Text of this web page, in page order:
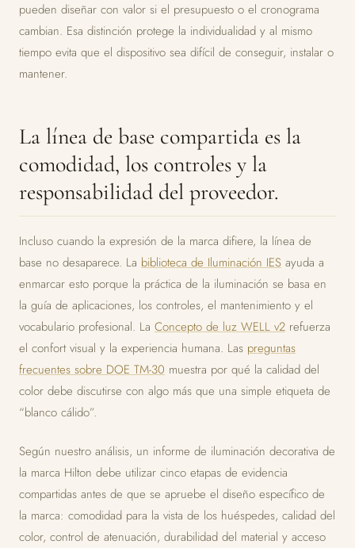
pueden diseñar con valor si el presupuesto o el cronograma
cambian. Esa distinción protege la individualidad y al mismo
tiempo evita que el dispositivo sea difícil de conseguir, instalar o
mantener.
La línea de base compartida es la
comodidad, los controles y la
responsabilidad del proveedor.
Incluso cuando la expresión de la marca difiere, la línea de
base no desaparece. La biblioteca de Iluminación IES ayuda a
enmarcar esto porque la práctica de la iluminación se basa en
la guía de aplicaciones, los controles, el mantenimiento y el
vocabulario profesional. La Concepto de luz WELL v2 refuerza
el confort visual y la experiencia humana. Las preguntas
frecuentes sobre DOE TM-30 muestra por qué la calidad del
color debe discutirse con algo más que una simple etiqueta de
“blanco cálido”.
Según nuestro análisis, un informe de iluminación decorativa de
la marca Hilton debe utilizar cinco etapas de evidencia
compartidas antes de que se apruebe el diseño específico de
la marca: comodidad para la vista de los huéspedes, calidad del
color, control de atenuación, durabilidad del material y acceso